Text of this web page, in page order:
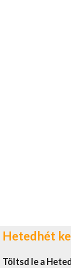
Hetedhét
Töltsd le a